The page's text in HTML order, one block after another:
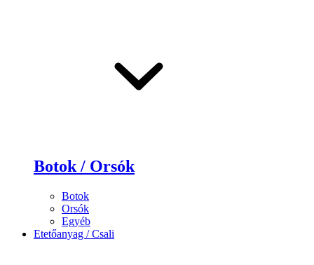
Botok / Orsók
Botok
Orsók
Egyéb
Etetőanyag / Csali